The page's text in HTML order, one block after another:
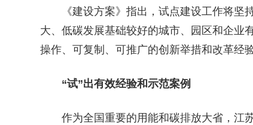
《建设方案》指出，试点建设工作将坚持
大、低碳发展基础较好的城市、园区和企业
操作、可复制、可推广的创新举措和改革经
“试”出有效经验和示范案例
作为全国重要的用能和碳排放大省，江苏